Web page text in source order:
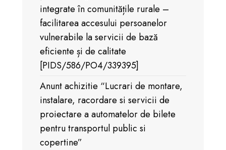
integrate în comunitățile rurale –
facilitarea accesului persoanelor
vulnerabile la servicii de bază
eficiente și de calitate
[PIDS/586/PO4/339395]
Anunt achizitie “Lucrari de montare,
instalare, racordare si servicii de
proiectare a automatelor de bilete
pentru transportul public si
copertine”